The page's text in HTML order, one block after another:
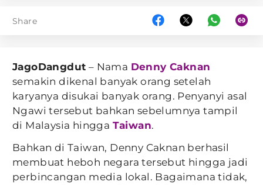
Share
JagoDangdut – Nama Denny Caknan
semakin dikenal banyak orang setelah
karyanya disukai banyak orang. Penyanyi asal
Ngawi tersebut bahkan sebelumnya tampil
di Malaysia hingga Taiwan.
Bahkan di Taiwan, Denny Caknan berhasil
membuat heboh negara tersebut hingga jadi
perbincangan media lokal. Bagaimana tidak,